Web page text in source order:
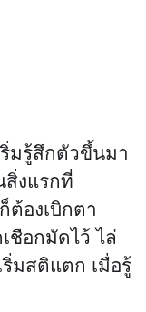
ริ่มรู้สึกตัวขึ้นมา
สิ่งแรกที่
ต้องเบิกตา
ชือกมัดไว้ ไล่
มสติแตก เมื่อรู้